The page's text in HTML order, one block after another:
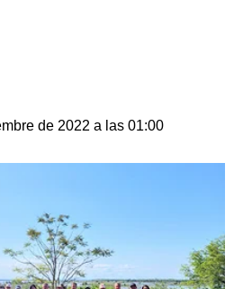
de 2022 a las 01:00